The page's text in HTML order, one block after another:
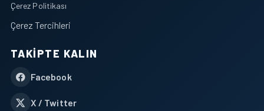
Çerez Politikası
Çerez Tercihleri
TAKIPTE KALIN
Facebook
X / Twitter